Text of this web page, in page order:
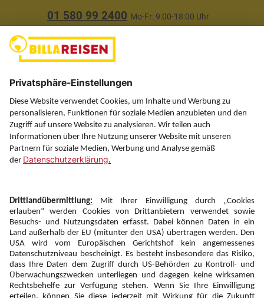
01 580 99 2400 Mo-Fr: 9:00-18:00 Uhr
Über uns
Service
Information
Folgen Sie uns auf
Newsletter:
Anmelden